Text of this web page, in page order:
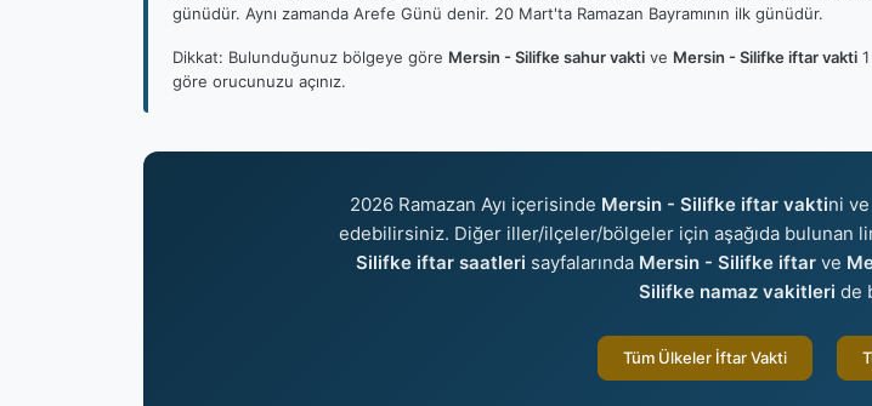
günüdür. Aynı zamanda Arefe Günü denir. 20 Mart'ta Ramazan Bayramının ilk günüdür.
Dikkat: Bulunduğunuz bölgeye göre Mersin - Silifke sahur vakti ve Mersin - Silifke iftar vakti
göre orucunuzu açınız.
2026 Ramazan Ayı içerisinde Mersin - Silifke iftar vaktini ve
edebilirsiniz. Diğer iller/ilçeler/bölgeler için aşağıda bulunan
Silifke iftar saatleri sayfalarında Mersin - Silifke iftarve
Silifke namaz vakitleri de
Tüm Ülkeler İftar Vakti